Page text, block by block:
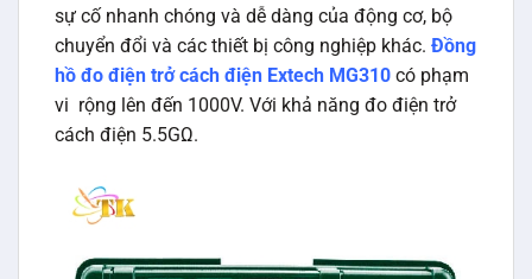
sự cố nhanh chóng và dễ dàng của động cơ, bộ
chuyển đổi và các thiết bị công nghiệp khác. Đồng
hồ đo điện trở cách điện Extech MG310 có phạm
vi rộng lên đến 1000V. Với khả năng đo điện trở
cách điện 5.5GΩ.